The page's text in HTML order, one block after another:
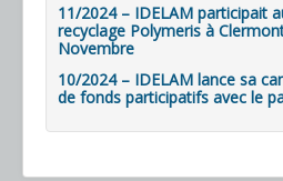
11/2024 – IDELAM participait
recyclage Polymeris à
Novembre
10/2024 – IDELAM lance sa
de fonds participatifs avec le